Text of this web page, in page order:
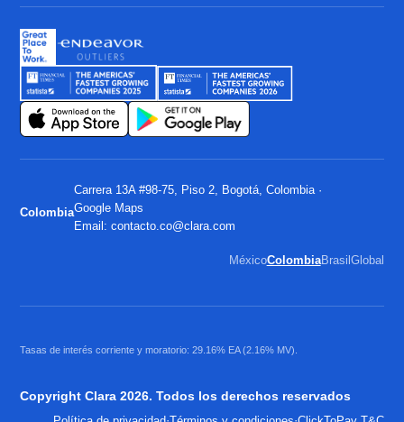
Colombia
Carrera 13A #98-75, Piso 2, Bogotá, Colombia ·
Google Maps
Email:contacto.co@clara.com
MéxicoColombiaBrasil Global
Tasas de interés corriente y moratorio: 29.16% EA (2.16% MV).
Copyright Clara 2026. Todos los derechos reservados